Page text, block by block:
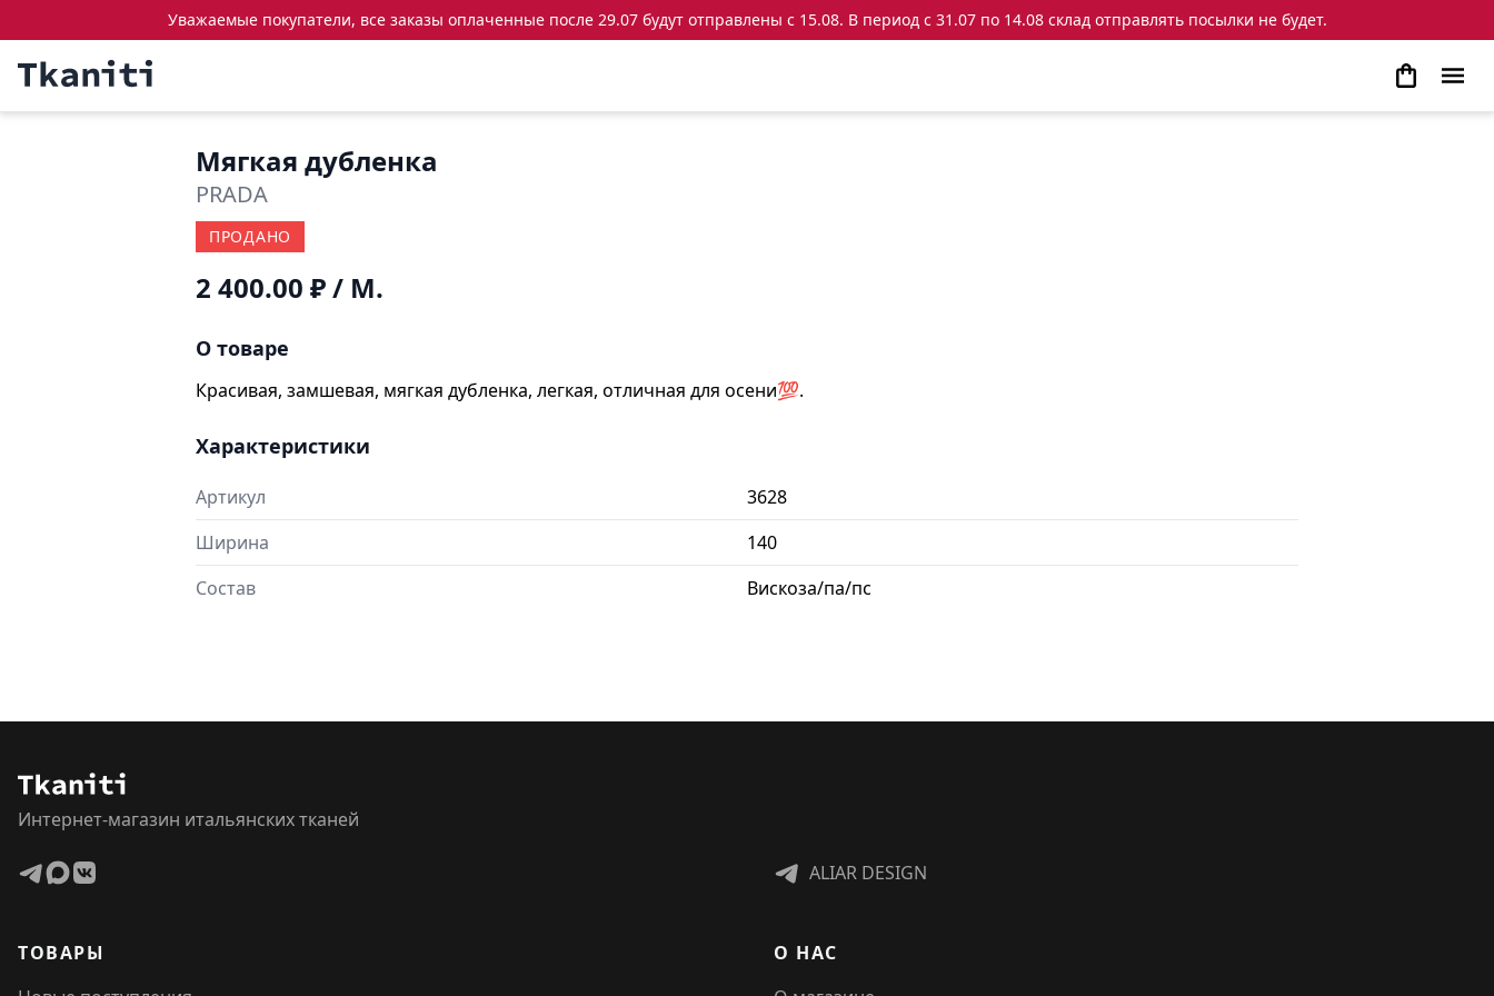
Уважаемые покупатели, все заказы оплаченные после 29.07 будут отправлены с 15.08. В период с 31.07 по 14.08 склад отправлять посылки не будет.
Мягкая дубленка
PRADA
ПРОДАНО
2 400.00 ₽/ М.
О товаре
Красивая, замшевая, мягкая дубленка, легкая, отличная для осени💯.
Характеристики
Артикул
3628
Ширина
140
Состав
Вискоза/па/пс
Интернет-магазин итальянских тканей
ALIAR DESIGN
ТОВАРЫ
О НАС